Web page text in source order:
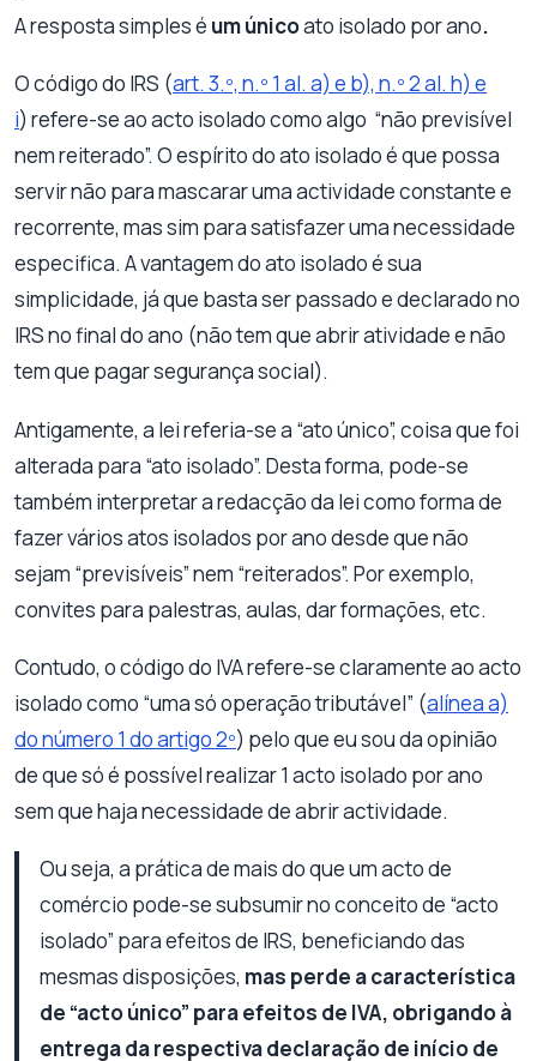
A resposta simples é um únicoato isolado por ano.
O código do IRS (art. 3.º, n.º 1 al. a) e b), n.º 2 al. h) e
i) refere-se ao acto isolado como algo “não previsível
nem reiterado”. O espírito do ato isolado é que possa
servir não para mascarar uma actividade constante e
recorrente, mas sim para satisfazer uma necessidade
especifica. A vantagem do ato isolado é sua
simplicidade, já que basta ser passado e declarado no
IRS no final do ano (não tem que abrir atividade e não
tem que pagar segurança social).
Antigamente, a lei referia-se a “ato único”, coisa que foi
alterada para “ato isolado”. Desta forma, pode-se
também interpretar a redacção da lei como forma de
fazer vários atos isolados por ano desde que não
sejam “previsíveis” nem “reiterados”. Por exemplo,
convites para palestras, aulas, dar formações, etc.
Contudo, o código do IVA refere-se claramente ao acto
isolado como “uma só operação tributável” (alínea a)
do número 1 do artigo 2º) pelo que eu sou da opinião
de que só é possível realizar 1 acto isolado por ano
sem que haja necessidade de abrir actividade.
Ou seja, a prática de mais do que um acto de
comércio pode-se subsumir no conceito de “acto
isolado” para efeitos de IRS, beneficiando das
mesmas disposições, mas perde a característica
de “acto único” para efeitos de IVA, obrigando à
entrega da respectiva declaração de início de